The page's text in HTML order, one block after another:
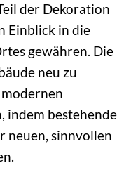
der Dekoration
Einblick in die
gewähren. Die
neu zu
indem bestehende
neuen, sinnvollen